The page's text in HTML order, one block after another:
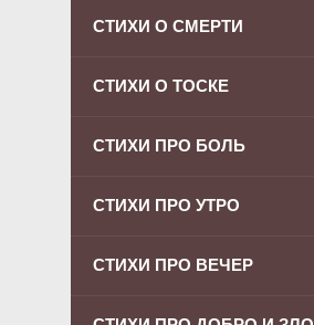
СТИХИ О СМЕРТИ
СТИХИ О ТОСКЕ
СТИХИ ПРО БОЛЬ
СТИХИ ПРО УТРО
СТИХИ ПРО ВЕЧЕР